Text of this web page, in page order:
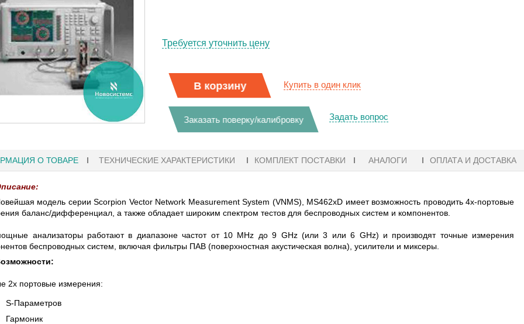
В НАЛИЧИИ! ZVH8, АНАЛИЗАТОР
(ГОСРЕЕСТР РФ)
Требуется уточнить цену
В корзину Купить в один клик
Заказать поверку/калибровку Задать вопрос
О ТОВАРЕ ТЕХНИЧЕСКИЕ ХАРАКТЕРИСТИКИ КОМПЛЕКТ ПОСТАВКИ АНАЛОГИ ОПЛАТА И ДОСТАВКА
модель серии Scorpion Vector Network Measurement System (VNMS), MS462xD имеет возможность проводить 4х-портовые
баланс/дифференциал, а также обладает широким спектром тестов для беспроводных систем и компонентов.
анализаторы работают в диапазоне частот от 10 MHz до 9 GHz (или 3 или 6 GHz) и производят точные измерения
беспроводных систем, включая фильтры ПАВ (поверхностная акустическая волна), усилители и миксеры.
2х портовые измерения:
S-Параметров
Гармоник